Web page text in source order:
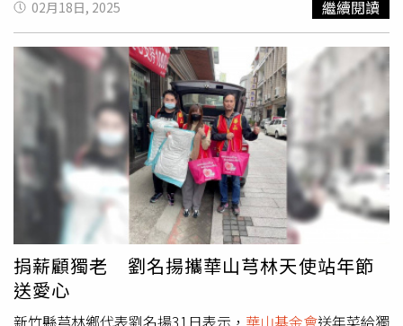
瑚世界的蓬勃生機。The Hidden Abyss幽暗之淵潛入深
海，在幾乎無光的空間中與奇幻生物並行前進，是最適合靜
心體驗「未知」與「孤寂」的展區，也象徵著海洋深處仍有
無盡的秘密等待理解。Ocean Paradise海洋樂園一座由虛擬
海洋構築的理想天堂，隨著你的每一個動作，讓生命誕生，
讓魚群游動，整個空間因你而充滿生機。當珊瑚被注入生命
氣息，你將成為這生態系統的一部分，創造一場屬於「共
生」的沉浸式參與體驗。Sea of Fluid Jellyfish流光之境水
母輕盈漂浮於五彩流動之間，隨著水流節奏的變化，你的動
作也成為空間的一部分，跟著水母一起舞動妝點這片流光般
的視界。五週年限定紀念品本次特別推出的聯名限定商品
「Umi Loop」手機掛繩，以繽紛珊瑚、悠游魚群為靈感，
將海洋的光與生命交織成你我每日佩戴的風景，象徵著與海
洋共處的每一天。 「Xpark原創手機掛繩 Umi Loop」套
票五週年限定紀念品_Xpark原創手機掛繩 Umi Loop（圖／
考慮把小優簽下來？胡瓜則笑回自己沒有在簽藝人的，一旁
的徒弟歐漢聲也說，這麼多年跟師父胡瓜之間也沒有簽約。
胡瓜提到《鑽石舞台之夜演唱會》票房開紅盤完售，感謝參
與演出的演藝圈好友力挺，更感謝藝人朋友大方捐出酬勞，
目前善款已超過3百萬，「大家的善款幫助了許多弱勢團
體，像是
華山基金會、伊甸基金會、十方社會福利基金會
等」。
02月18日, 2025 繼續閱讀
捐薪顧獨老 劉名揚攜華山芎林天使站年節
送愛心
新竹縣芎林鄉代表劉名揚31日表示， 華山基金會送年菜給獨